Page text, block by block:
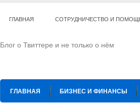
ГЛАВНАЯ СОТРУДНИЧЕСТВО И
Блог о Твиттере и не только о нём
ГЛАВНАЯ БИЗНЕС И ФИНАНСЫ